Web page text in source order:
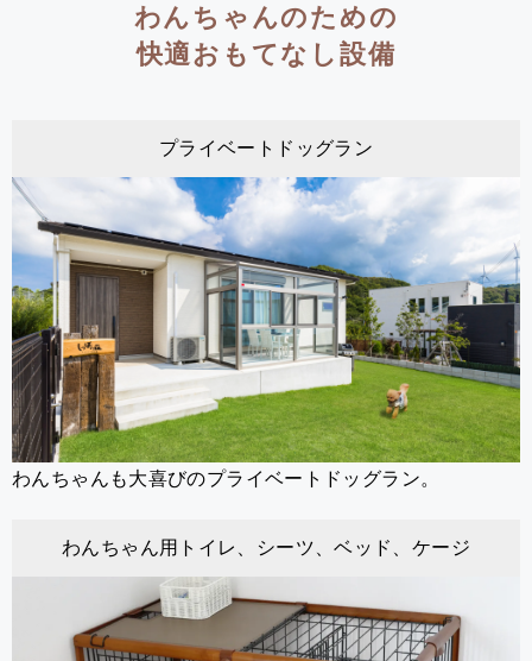
わんちゃんのための
快適おもてなし設備
プライベートドッグラン
わんちゃんも大喜びのプライベートドッグラン。
わんちゃん用トイレ、シーツ、ベッド、ケージ